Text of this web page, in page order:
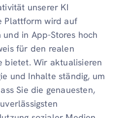
unserer KI
Plattform wird auf
in App-Stores hoch
für den realen
bietet. Wir aktualisieren
und Inhalte ständig, um
Sie die genauesten,